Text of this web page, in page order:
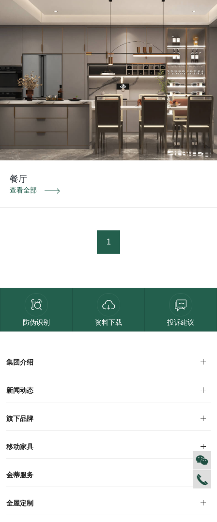
餐厅
查看全部
1
防伪识别 资料下载 投诉建议
集团介绍
集团介绍
企业文化
人才招聘
商学院
VR全景展厅
董事长介绍
新闻动态
旗下品牌
品牌文化
荣誉资质
产品专利
电子画册
移动家具
迪尚
西瑞
洛斯
里奥
洛卡
美舍
新古典
纯美
金蒂服务
售后服务
防伪识别
投诉建议
全屋定制